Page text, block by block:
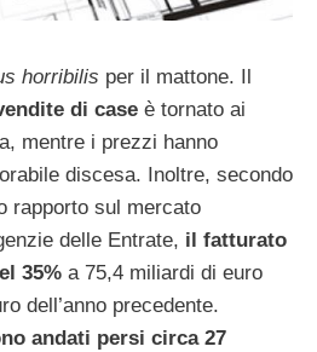
horribilis per il mattone. Il
di case è tornato ai
mentre i prezzi hanno
discesa. Inoltre, secondo
rapporto sul mercato
delle Entrate, il fatturato
35% a 75,4 miliardi di euro
dell’anno precedente.
andati persi circa 27